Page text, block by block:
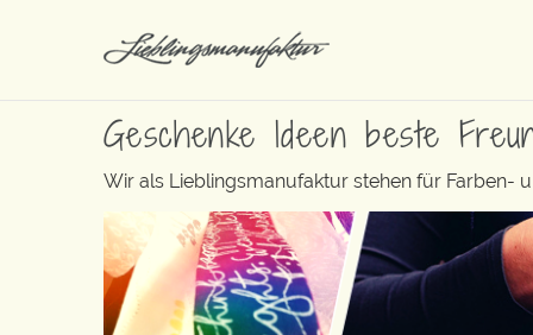
Geschenke Ideen beste
Wir als Lieblingsmanufaktur stehen für Farben-